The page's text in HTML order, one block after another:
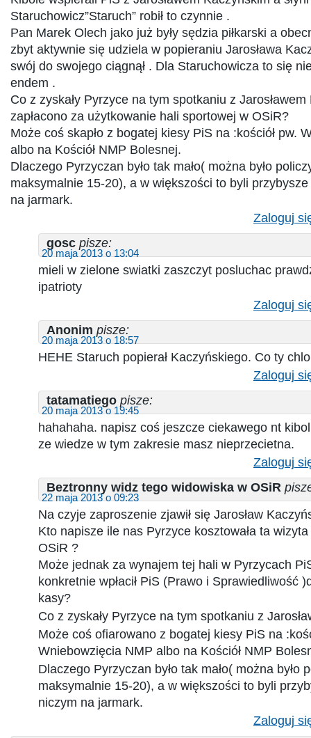
Staruchowicz”Staruch” robił to czynnie .
Pan Marek Olech jako już były sędzia piłkarski a
zbyt aktywnie się udziela w popieraniu Jarosława
swój do swojego ciągnął . Dla Staruchowicza to się
endem .
Co z zyskały Pyrzyce na tym spotkaniu z
zapłacono za użytkowanie hali sportowej w OSiR?
Może coś skapło z bogatej kiesy PiS na :kościół pw.
albo na Kościół NMP Bolesnej.
Dlaczego Pyrzyczan było tak mało( można było
maksymalnie 15-20), a w większości to byli
na jarmark.
Zaloguj
gosc pisze:
20 maja 2013 o 13:04
mieli w zielone swiatki zaszczyt posluchac
ipatrioty
Zaloguj
Anonim pisze:
20 maja 2013 o 18:57
HEHE Staruch popierał Kaczyńskiego. Co ty
Zaloguj
tatamatiego pisze:
20 maja 2013 o 19:45
hahahaha. napisz coś jeszcze ciekawego nt
ze wiedze w tym zakresie masz nieprzecietna.
Zaloguj
Beztronny widz tego widowiska w OSiR
22 maja 2013 o 09:23
Na czyje zaproszenie zjawił się Jarosław
Kto napisze ile nas Pyrzyce kosztowała ta
OSiR ?
Może jednak za wynajem tej hali w Pyrzycach
konkretnie wpłacił PiS (Prawo i Sprawiedliwość
kasy?
Co z zyskały Pyrzyce na tym spotkaniu z
Może coś ofiarowano z bogatej kiesy PiS na
Wniebowzięcia NMP albo na Kościół NMP
Dlaczego Pyrzyczan było tak mało( można było
maksymalnie 15-20), a w większości to byli
niczym na jarmark.
Zaloguj